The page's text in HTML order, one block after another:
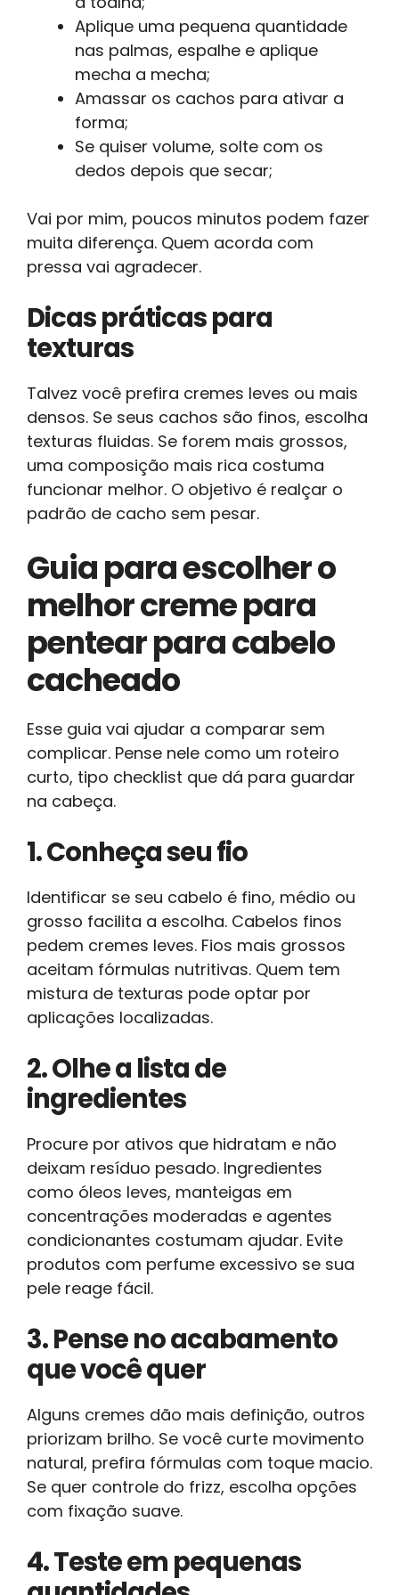
Aplique uma pequena quantidade
nas palmas, espalhe e aplique
mecha a mecha;
Amassar os cachos para ativar a
forma;
Se quiser volume, solte com os
dedos depois que secar;
Vai por mim, poucos minutos podem fazer
muita diferença. Quem acorda com
pressa vai agradecer.
Dicas práticas para
texturas
Talvez você prefira cremes leves ou mais
densos. Se seus cachos são finos, escolha
texturas fluidas. Se forem mais grossos,
uma composição mais rica costuma
funcionar melhor. O objetivo é realçar o
padrão de cacho sem pesar.
Guia para escolher o
melhor creme para
pentear para cabelo
cacheado
Esse guia vai ajudar a comparar sem
complicar. Pense nele como um roteiro
curto, tipo checklist que dá para guardar
na cabeça.
1. Conheça seu fio
Identificar se seu cabelo é fino, médio ou
grosso facilita a escolha. Cabelos finos
pedem cremes leves. Fios mais grossos
aceitam fórmulas nutritivas. Quem tem
mistura de texturas pode optar por
aplicações localizadas.
2. Olhe a lista de
ingredientes
Procure por ativos que hidratam e não
deixam resíduo pesado. Ingredientes
como óleos leves, manteigas em
concentrações moderadas e agentes
condicionantes costumam ajudar. Evite
produtos com perfume excessivo se sua
pele reage fácil.
3. Pense no acabamento
que você quer
Alguns cremes dão mais definição, outros
priorizam brilho. Se você curte movimento
natural, prefira fórmulas com toque macio.
Se quer controle do frizz, escolha opções
com fixação suave.
4. Teste em pequenas